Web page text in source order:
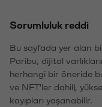
Sorumluluk reddi
Bu sayfada yer alan
Paribu, dijital
herhangi bir öneride
ve NFT'ler dahil),
kayıpları yaşanabilir.